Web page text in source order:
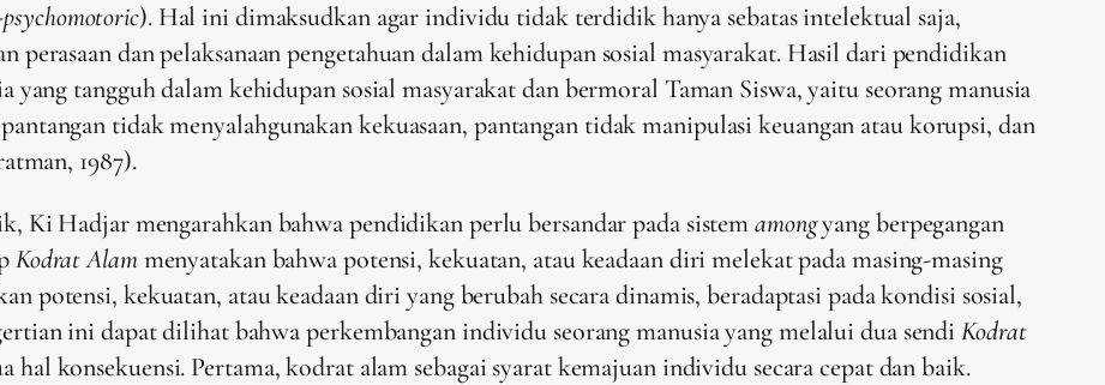
). Hal ini dimaksudkan agar individu tidak terdidik hanya sebatas intelektual saja,
perasaan dan pelaksanaan pengetahuan dalam kehidupan sosial masyarakat. Hasil dari pendidikan
tangguh dalam kehidupan sosial masyarakat dan bermoral Taman Siswa, yaitu seorang manusia
tidak menyalahgunakan kekuasaan, pantangan tidak manipulasi keuangan atau korupsi, dan
1987).
Ki Hadjar mengarahkan bahwa pendidikan perlu bersandar pada sistemamongyang berpegangan
Kodrat Alammenyatakan bahwa potensi, kekuatan, atau keadaan diri melekat pada masing-masing
potensi, kekuatan, atau keadaan diri yang berubah secara dinamis, beradaptasi pada kondisi sosial,
ini dapat dilihat bahwa perkembangan individu seorang manusia yang melalui dua sendiKodrat
hal konsekuensi. Pertama, kodrat alam sebagai syarat kemajuan individu secara cepat dan baik.